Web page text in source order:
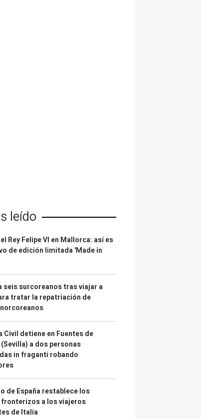
leído
Rey Felipe VI en Mallorca: así es
de edición limitada 'Made in
seis surcoreanos tras viajar a
tratar la repatriación de
Civil detiene en Fuentes de
a dos personas
in fraganti robando
de España restablece los
a los viajeros
de Italia